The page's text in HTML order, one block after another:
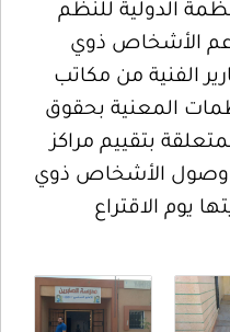
الدولية للنظم
الأشخاص ذوي
الفنية من مكاتب
المعنية بحقوق
بتقييم مراكز
وصول الأشخاص ذوي
يوم الاقتراع